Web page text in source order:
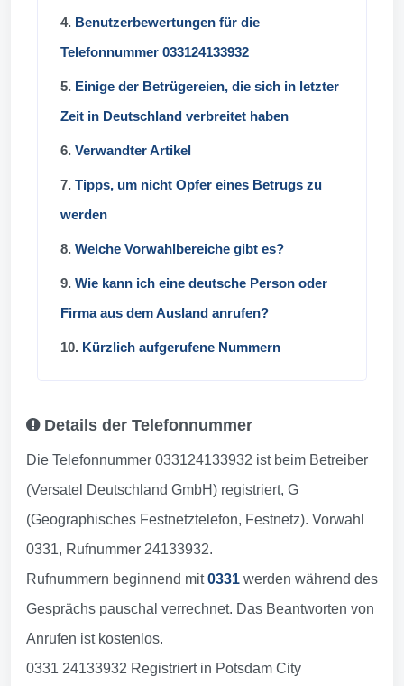
4. Benutzerbewertungen für die
Telefonnummer 033124133932
5. Einige der Betrügereien, die sich in letzter
Zeit in Deutschland verbreitet haben
6. Verwandter Artikel
7. Tipps, um nicht Opfer eines Betrugs zu
werden
8. Welche Vorwahlbereiche gibt es?
9. Wie kann ich eine deutsche Person oder
Firma aus dem Ausland anrufen?
10. Kürzlich aufgerufene Nummern
Details der Telefonnummer
Die Telefonnummer 033124133932 ist beim Betreiber
(Versatel Deutschland GmbH) registriert, G
(Geographisches Festnetztelefon, Festnetz). Vorwahl
0331, Rufnummer 24133932.
Rufnummern beginnend mit0331 werden während des
Gesprächs pauschal verrechnet. Das Beantworten von
Anrufen ist kostenlos.
0331 24133932 Registriert in Potsdam City